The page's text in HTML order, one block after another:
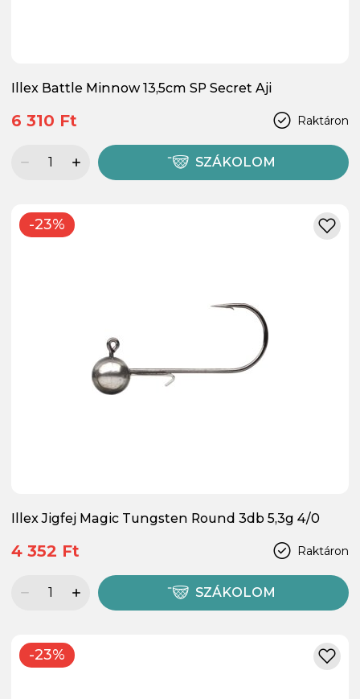
Illex Battle Minnow 13,5cm SP Secret Aji
Raktáron
6 310 Ft
SZÁKOLOM
-23%
Illex Jigfej Magic Tungsten Round 3db 5,3g 4/0
Raktáron
4 352 Ft
SZÁKOLOM
-23%